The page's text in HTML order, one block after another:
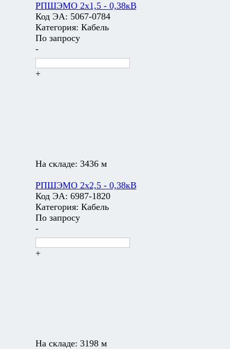
РПШЭМО 2х1,5 - 0,38кВ
Код ЭА: 5067-0784
Категория: Кабель
По запросу
-
+
На складе: 3436 м
РПШЭМО 2х2,5 - 0,38кВ
Код ЭА: 6987-1820
Категория: Кабель
По запросу
-
+
На складе: 3198 м